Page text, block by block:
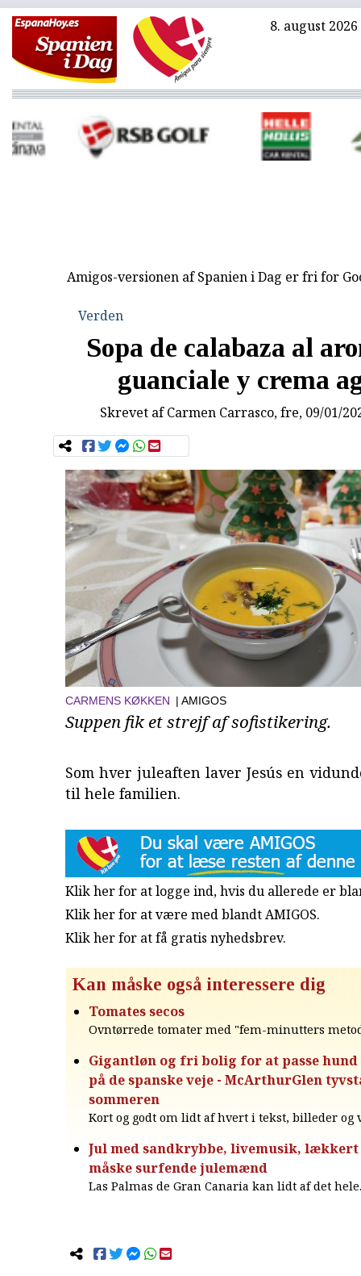
8. august 2026
Amigos-versionen af Spanien i Dag er fri for
Verden
Sopa de calabaza al
guanciale y crema
Skrevet afCarmen Carrasco, fre, 09/01/
CARMENS KØKKEN | AMIGOS
Suppen fik et strejf af sofistikering.
Som hver juleaften laver Jesús en
til hele familien.
Klik her for at logge ind, hvis du allerede er
Klik her for at være med blandt AMIGOS.
Klik her for at få gratis nyhedsbrev.
Kan måske også interessere dig
Tomates secos
Ovntørrede tomater med "fem-minutters
Gigantløn og fri bolig for at passe hund
på de spanske veje - McArthurGlen
sommeren
Kort og godt om lidt af hvert i tekst, billeder og
Jul med sandkrybbe, livemusik,
måske surfende julemænd
Las Palmas de Gran Canaria kan lidt af det hele.